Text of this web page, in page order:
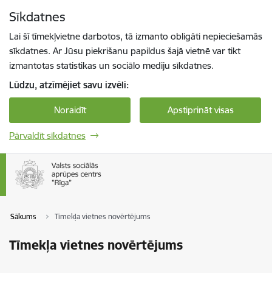
Sīkdatnes
Lai šī tīmekļvietne darbotos, tā izmanto obligāti nepieciešamās
sīkdatnes. Ar Jūsu piekrišanu papildus šajā vietnē var tikt
izmantotas statistikas un sociālo mediju sīkdatnes.
Lūdzu, atzīmējiet savu izvēli:
Noraidīt Apstiprināt visas
Pārvaldīt sīkdatnes
Sākums Tīmekļa vietnes novērtējums
Tīmekļa vietnes novērtējums